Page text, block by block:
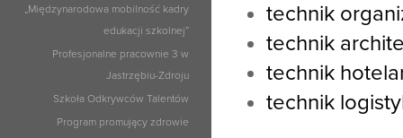
„Międzynarodowa mobilność kadry
edukacji szkolnej”
Profesjonalne pracownie 3 w
Jastrzębiu-Zdroju
Szkoła Odkrywców Talentów
Program promujący zdrowie
technik
technik
technik
technik